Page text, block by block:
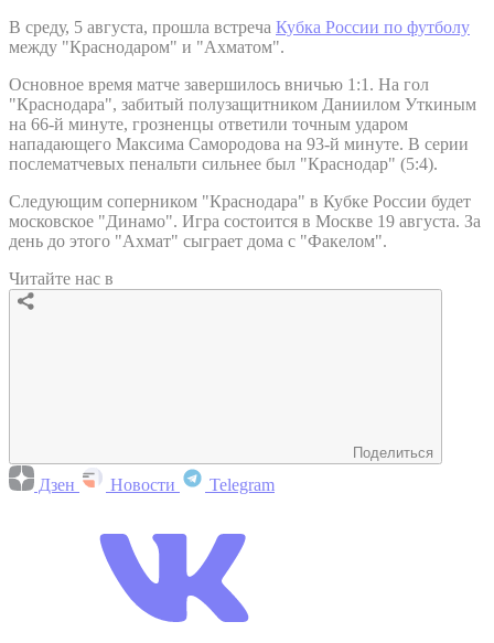
В среду, 5 августа, прошла встреча Кубка России по футболу
между "Краснодаром" и "Ахматом".
Основное время матче завершилось вничью 1:1. На гол
"Краснодара", забитый полузащитником Даниилом Уткиным
на 66-й минуте, грозненцы ответили точным ударом
нападающего Максима Самородова на 93-й минуте. В серии
послематчевых пенальти сильнее был "Краснодар" (5:4).
Следующим соперником "Краснодара" в Кубке России будет
московское "Динамо". Игра состоится в Москве 19 августа. За
день до этого "Ахмат" сыграет дома с "Факелом".
Читайте нас в
Поделиться
Дзен Новости Telegram